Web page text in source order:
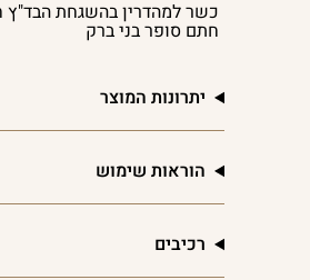
כשר למהדרין בהשגחת הבד"ץ
חתם סופר בני ברק
יתרונות המוצר
הוראות שימוש
רכיבים